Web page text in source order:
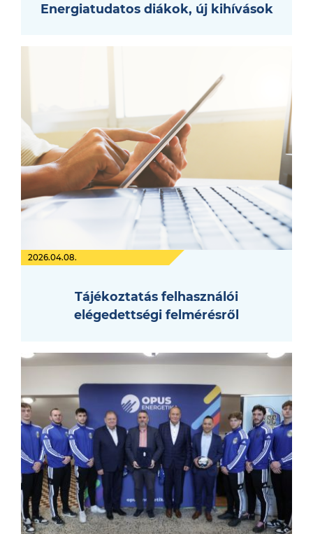
Energiatudatos diákok, új kihívások
2026.04.08.
Tájékoztatás felhasználói
elégedettségi felmérésről